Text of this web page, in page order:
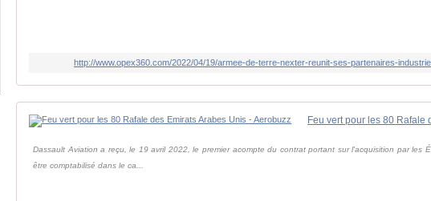
http://www.opex360.com/2022/04/19/armee-de-terre-nexter-reunit-ses-partenaires-
Feu vert pour les 80 Rafale
Dassault Aviation a reçu, le 19 avril 2022, le premier acompte du contrat portant sur l'acquisition par les
être comptabilisé dans le ca...